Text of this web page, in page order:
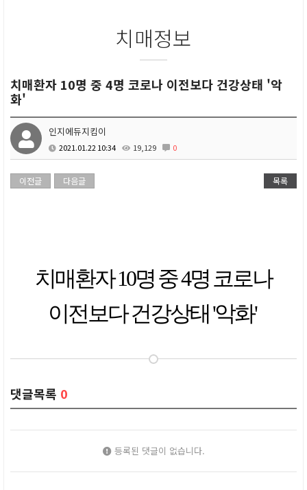
치매정보
치매환자 10명 중 4명 코로나 이전보다 건강상태 '악
화'
인지에듀지킴이
2021.01.22 10:34 19,129 0
이전글 다음글 목록
치매환자 10명 중 4명 코로나
이전보다 건강상태 '악화'
댓글목록 0
등록된 댓글이 없습니다.